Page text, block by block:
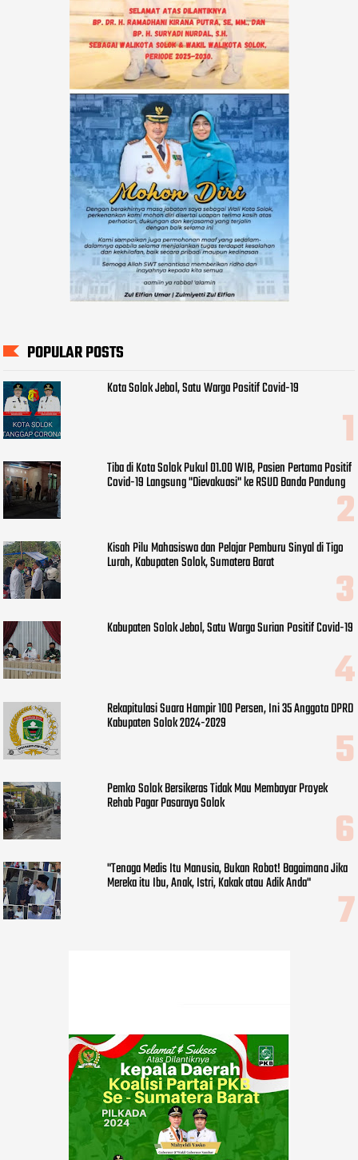
POPULAR POSTS
Kota Solok Jebol, Satu Warga Positif Covid-19
Tiba di Kota Solok Pukul 01.00 WIB, Pasien Pertama Positif
Covid-19 Langsung "Dievakuasi" ke RSUD Banda Pandung
Kisah Pilu Mahasiswa dan Pelajar Pemburu Sinyal di Tigo
Lurah, Kabupaten Solok, Sumatera Barat
Kabupaten Solok Jebol, Satu Warga Surian Positif Covid-19
Rekapitulasi Suara Hampir 100 Persen, Ini 35 Anggota DPRD
Kabupaten Solok 2024-2029
Pemko Solok Bersikeras Tidak Mau Membayar Proyek
Rehab Pagar Pasaraya Solok
"Tenaga Medis Itu Manusia, Bukan Robot! Bagaimana Jika
Mereka itu Ibu, Anak, Istri, Kakak atau Adik Anda"